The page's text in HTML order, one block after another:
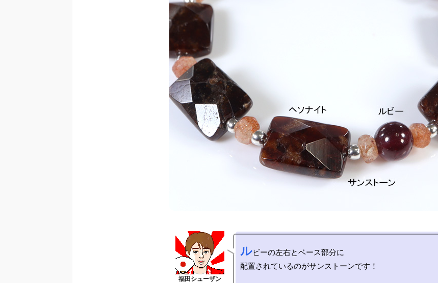
ルビーの左右とベース部分に
配置されているのがサンストーンです！